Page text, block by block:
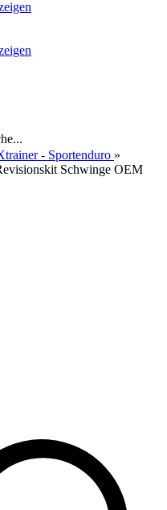
- Sportenduro »
Schwinge OEM